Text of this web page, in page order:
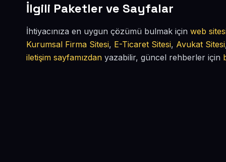
İlgili Paketler ve Sayfalar
İhtiyacınıza en uygun çözümü bulmak için web
Kurumsal Firma Sitesi, E-Ticaret Sitesi, Avukat Sitesi
iletişim sayfamızdan yazabilir, güncel rehberler için